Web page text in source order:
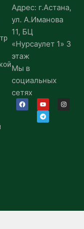
Адрес: г.Астана,
ул. А.Иманова
11, БЦ
«Нурсаулет 1» 3
этаж
Мы в
социальных
сетях